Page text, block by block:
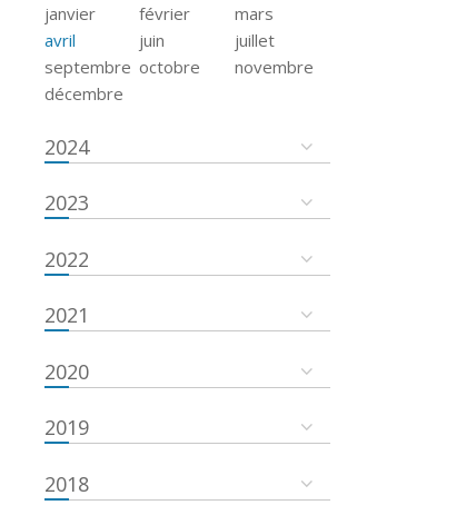
janvier février
mars
avril
juin
juillet
septembre octobre
novembre
décembre
2024
2023
2022
2021
2020
2019
2018